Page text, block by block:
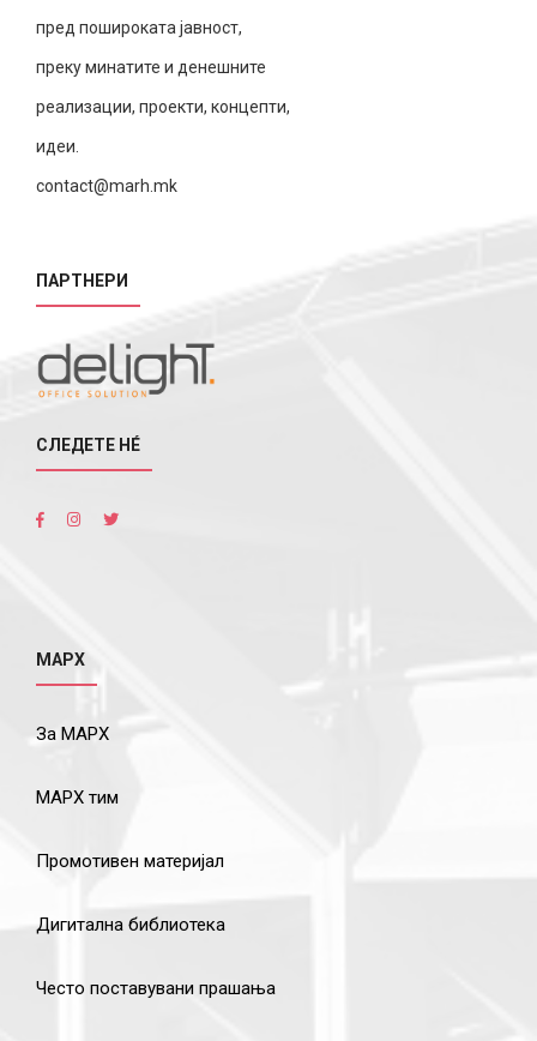
пред пошироката јавност,
преку минатите и денешните
реализации, проекти, концепти,
идеи.
contact@marh.mk
ПАРТНЕРИ
СЛЕДЕТЕ НÉ
МАРХ
За МАРХ
МАРХ тим
Промотивен материјал
Дигитална библиотека
Често поставувани прашања